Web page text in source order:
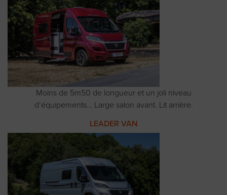
Moins de 5m50 de longueur et un joli niveau
d’équipements… Large salon avant. Lit arrière.
LEADER VAN